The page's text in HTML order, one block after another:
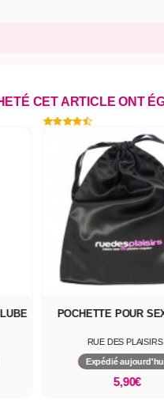
CET ARTICLE ONT
POCHETTE POUR
RUE DES PLAISIRS
Expédié
5,90€